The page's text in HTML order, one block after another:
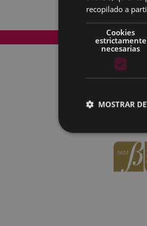
Mapa del Sitio
recopilado a
Cookies
estrictamente
necesarias
MOSTRAR